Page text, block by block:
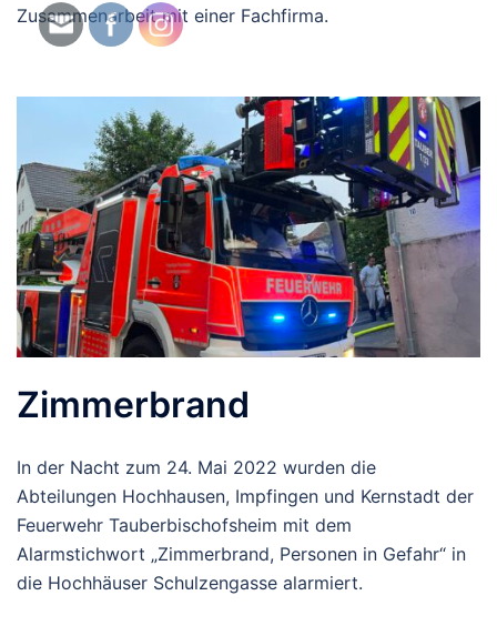
Zusammenarbeit mit einer Fachfirma.
Zimmerbrand
In der Nacht zum 24. Mai 2022 wurden die
Abteilungen Hochhausen, Impfingen und Kernstadt der
Feuerwehr Tauberbischofsheim mit dem
Alarmstichwort „Zimmerbrand, Personen in Gefahr“ in
die Hochhäuser Schulzengasse alarmiert.